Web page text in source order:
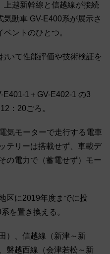
上越新幹線と信越線が接続
動車 GV-E400系が展示さ
ントのひとつ。
いて性能評価や技術検証を
E401-1＋GV-E402-1 の3
：20ごろ。
気モーターで走行する電車
テリーは搭載せず、車載デ
の電力で（蓄電せず）モー
区に2019年度までに投
を置き換える。
）、信越線（新津～新
磐越西線（会津若松～新